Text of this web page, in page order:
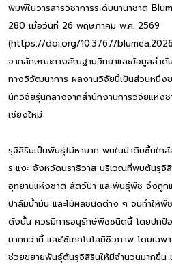
พิมพ์ในวารสารวิชาการระดับนานาชาติ
280 เมื่อวันที่ 26 พฤษภาคม พ.ศ. 2569
(https://doi.org/10.3767/
จากลักษณะทางสัณฐานวิทยาและข้อมูลลำดั
ทางวิวัฒนาการ ผลงานวิจัยนี้เป็นส่วนหนึ่
นักวิจัยรุ่นกลางจากสำนักงานการวิจัยแห่ง
เชียงใหม่
รุจิสิรินเป็นพันธุ์ไม้หายาก พบในป่าดิบชื้นใกล้ล
ระแงะ จังหวัดนราธิวาส บริเวณที่พบต้นรุจิ
อุทยานแห่งชาติ สัตว์ป่า และพันธุ์พืช จึงถูก
ปาล์มน้ำมัน และไม้ผลชนิดต่าง ๆ จนทำให้
ดังนั้น ควรมีการอนุรักษ์พืชชนิดนี้ โดยปกป้อ
มากกว่านี้ และใช้เทคโนโลยีชีวภาพ โดยเฉพ
ช่วยขยายพันธุ์ต้นรุจิสิรินให้มีจำนวนมากขึ้น